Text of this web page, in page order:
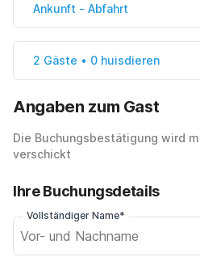
Ankunft - Abfahrt
2 Gäste • 0 huisdieren
Angaben zum Gast
Die Buchungsbestätigung wird
verschickt
Ihre Buchungsdetails
Vollständiger Name*